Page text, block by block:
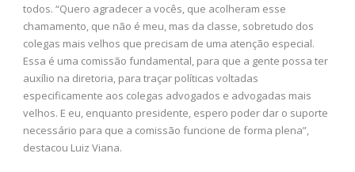
todos. “Quero agradecer a vocês, que acolheram esse
chamamento, que não é meu, mas da classe, sobretudo dos
colegas mais velhos que precisam de uma atenção especial.
Essa é uma comissão fundamental, para que a gente possa ter
auxílio na diretoria, para traçar políticas voltadas
especificamente aos colegas advogados e advogadas mais
velhos. E eu, enquanto presidente, espero poder dar o suporte
necessário para que a comissão funcione de forma plena”,
destacou Luiz Viana.